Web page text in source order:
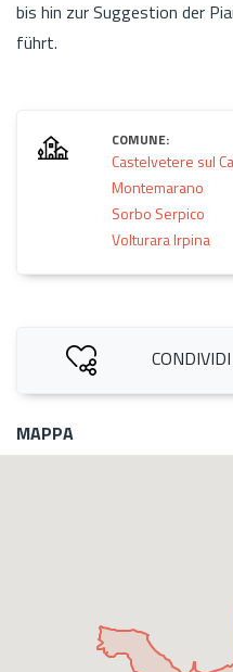
bis hin zur Suggestion der
führt.
COMUNE:
Castelvetere sul
Montemarano
Sorbo Serpico
Volturara Irpina
CONDIVIDI
MAPPA